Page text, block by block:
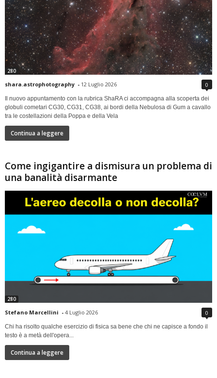
280
shara.astrophotography - 12 Luglio 2026 0
Il nuovo appuntamento con la rubrica ShaRA ci accompagna alla scoperta dei
globuli cometari CG30, CG31, CG38, ai bordi della Nebulosa di Gum a cavallo
tra le costellazioni della Poppa e della Vela
Continua a leggere
Come ingigantire a dismisura un problema di
una banalità disarmante
280
Stefano Marcellini - 4 Luglio 2026 0
Chi ha risolto qualche esercizio di fisica sa bene che chi ne capisce a fondo il
testo è a metà dell'opera...
Continua a leggere